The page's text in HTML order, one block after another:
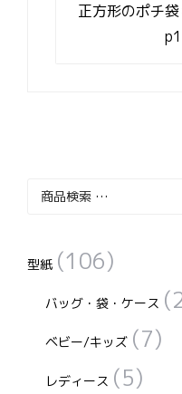
正方形のポチ
象:
型紙 (106)
バッグ・袋・ケース
ベビー/キッズ (7)
レディース (5)